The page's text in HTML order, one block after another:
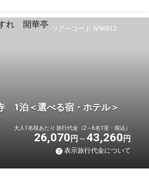
ツアーコード N96912
1泊＜選べる宿・ホテル＞
大人1名様あたり 旅行代金（2～6名1室・税込）
26,070 円 43,260 円
表示旅行代金について